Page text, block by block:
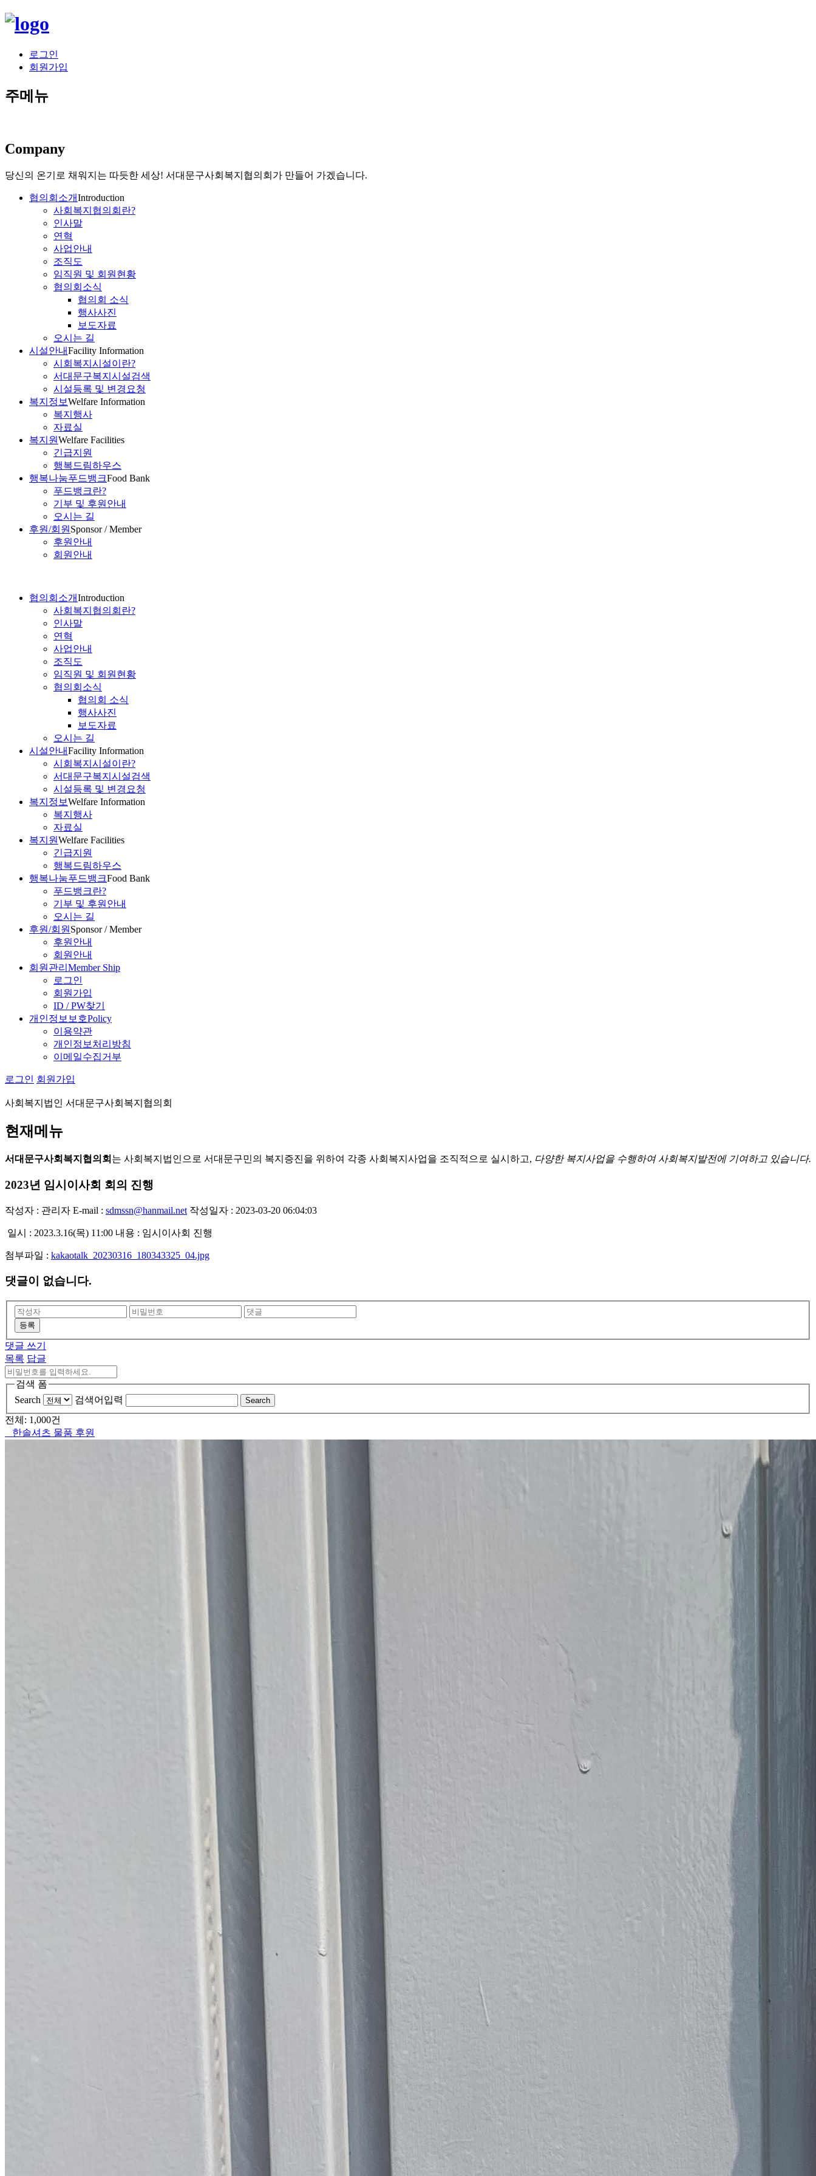
로그인
회원가입
주메뉴
Company
당신의 온기로 채워지는 따듯한 세상! 서대문구사회복지협의회가 만들어 가겠습니다.
협의회소개Introduction
사회복지협의회란?
인사말
연혁
사업안내
조직도
임직원 및 회원현황
협의회소식
협의회 소식
행사사진
보도자료
오시는 길
시설안내Facility Information
시회복지시설이란?
서대문구복지시설검색
시설등록 및 변경요청
복지정보Welfare Information
복지행사
자료실
복지원Welfare Facilities
긴급지원
행복드림하우스
행복나눔푸드뱅크Food Bank
푸드뱅크란?
기부 및 후원안내
오시는 길
후원/회원 Sponsor / Member
후원안내
회원안내
협의회소개Introduction
사회복지협의회란?
인사말
연혁
사업안내
조직도
임직원 및 회원현황
협의회소식
협의회 소식
행사사진
보도자료
오시는 길
시설안내Facility Information
시회복지시설이란?
서대문구복지시설검색
시설등록 및 변경요청
복지정보Welfare Information
복지행사
자료실
복지원Welfare Facilities
긴급지원
행복드림하우스
행복나눔푸드뱅크Food Bank
푸드뱅크란?
기부 및 후원안내
오시는 길
후원/회원 Sponsor / Member
후원안내
회원안내
회원관리 Member Ship
로그인
회원가입
ID / PW찾기
개인정보보호Policy
이용약관
개인정보처리방침
이메일수집거부
로그인 회원가입
사회복지법인 서대문구사회복지협의회
현재메뉴
서대문구사회복지협의회 는 사회복지법인으로 서대문구민의 복지증진을 위하여 각종 사회복지사업을 조직적으로 실시하고, 다양한 복지사업을 수행하여 사회복지발전에 기여하고 있습니다.
2023년 임시이사회 회의 진행
작성자 : 관리자 E-mail : sdmssn@hanmail.net 작성일자 : 2023-03-20 06:04:03
일시 : 2023.3.16(목) 11:00 내용 : 임시이사회 진행
첨부파일 : kakaotalk_20230316_180343325_04.jpg
댓글이 없습니다.
등록
댓글 쓰기
목록 답글
검색 폼
Search
검색어입력 Search
전체: 1,000건
한솔셔츠 물품 후원